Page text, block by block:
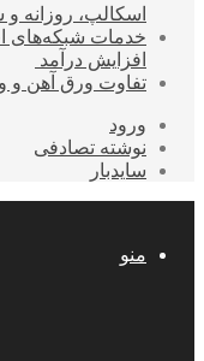
اسکالپ، روزانه و
افزایش درآمد
تفاوت ورق آهن و
ورود
نوشته تصادفی
سایدبار
منو